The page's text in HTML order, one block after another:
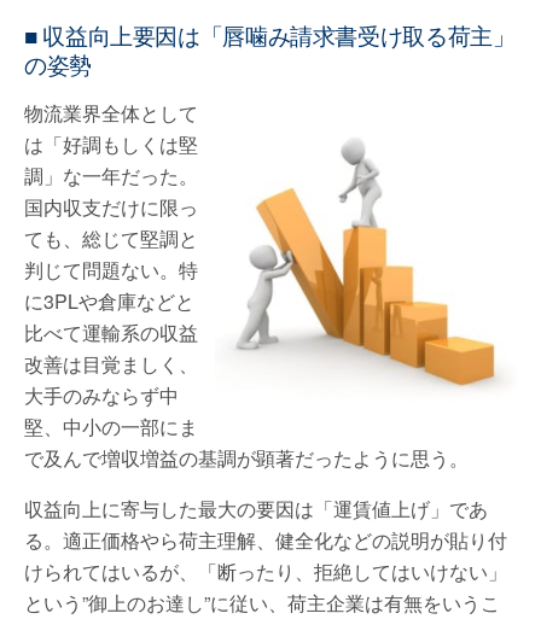
■ 収益向上要因は「唇噛み請求書受け取る荷主」
の姿勢
物流業界全体として
は「好調もしくは堅
調」な一年だった。
国内収支だけに限っ
ても、総じて堅調と
判じて問題ない。特
に3PLや倉庫などと
比べて運輸系の収益
改善は目覚ましく、
大手のみならず中
堅、中小の一部にま
で及んで増収増益の基調が顕著だったように思う。
収益向上に寄与した最大の要因は「運賃値上げ」であ
る。適正価格やら荷主理解、健全化などの説明が貼り付
けられてはいるが、「断ったり、拒絶してはいけない」
という”御上のお達し”に従い、荷主企業は有無をいうこ